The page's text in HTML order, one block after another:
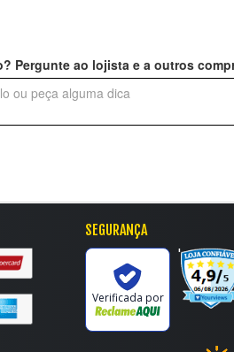
Pergunte ao lojista e a outros
SEGURANÇA
Verificada por
'